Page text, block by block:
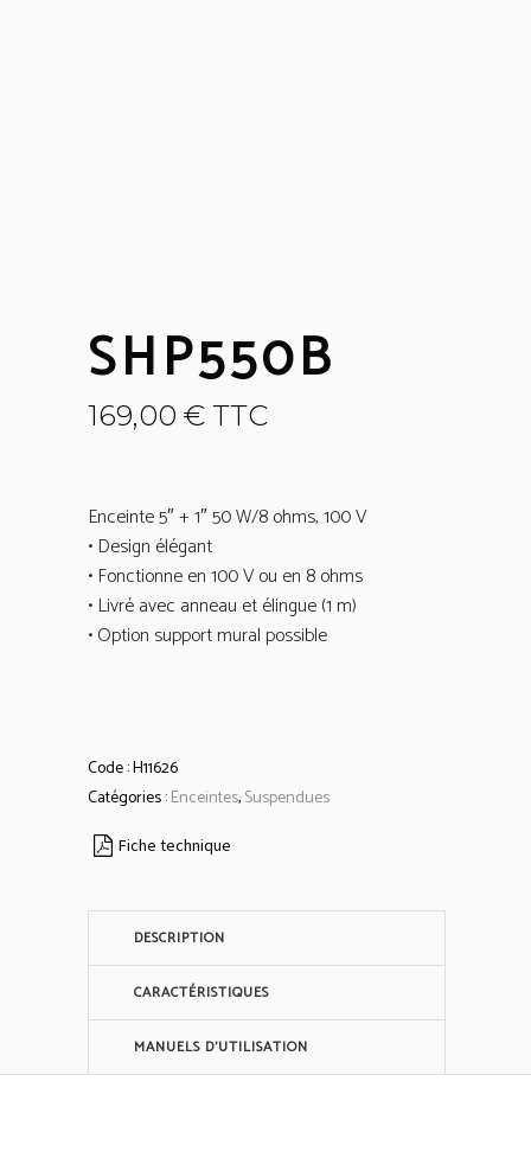
SHP550B
169,00 € TTC
Enceinte 5″ + 1″ 50 W/8 ohms, 100 V
• Design élégant
• Fonctionne en 100 V ou en 8 ohms
• Livré avec anneau et élingue (1 m)
• Option support mural possible
Code :H11626
Catégories :Enceintes,Suspendues
Fiche technique
DESCRIPTION
CARACTÉRISTIQUES
MANUELS D'UTILISATION